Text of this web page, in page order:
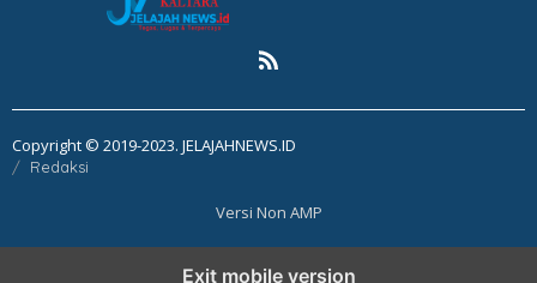
Copyright © 2019-2023. JELAJAHNEWS.ID
Redaksi
Versi Non AMP
Exit mobile version